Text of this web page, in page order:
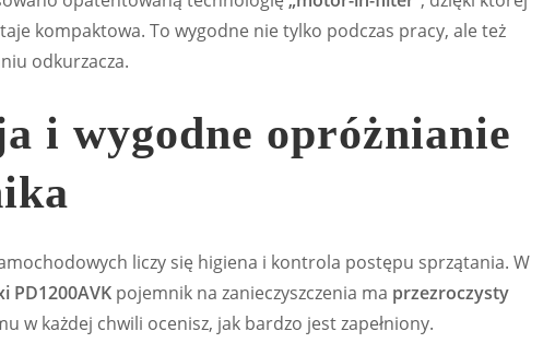
kompaktowa. To wygodne nie tylko podczas pracy, ale też
odkurzacza.
i wygodne opróżnianie
liczy się higiena i kontrola postępu sprzątania. W
PD1200AVK pojemnik na zanieczyszczenia ma przezroczysty
w każdej chwili ocenisz, jak bardzo jest zapełniony.